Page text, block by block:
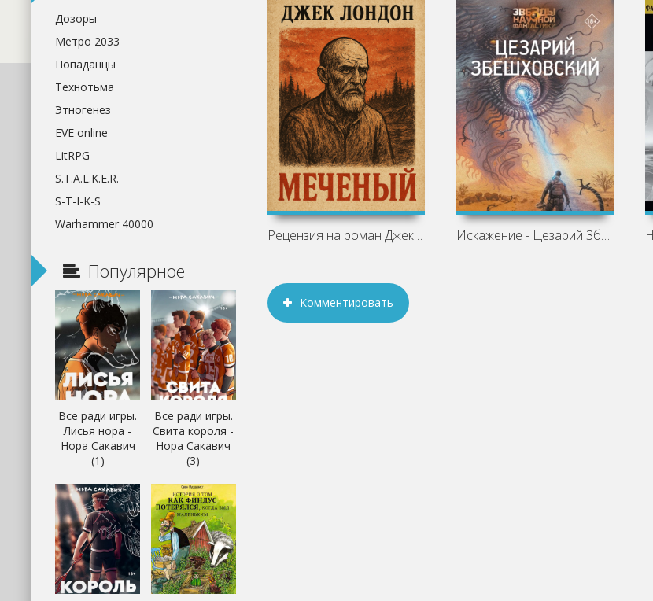
Рецензия на роман Джека Лондона Искажение - Цезарий Збешховский
Комментировать
Дозоры
Метро 2033
Попаданцы
Технотьма
Этногенез
EVE online
LitRPG
S.T.A.L.K.E.R.
S-T-I-K-S
Warhammer 40000
Популярное
Все ради игры.
Лисья нора -
Нора Сакавич
(1)
Все ради игры.
Свита короля -
Нора Сакавич
(3)